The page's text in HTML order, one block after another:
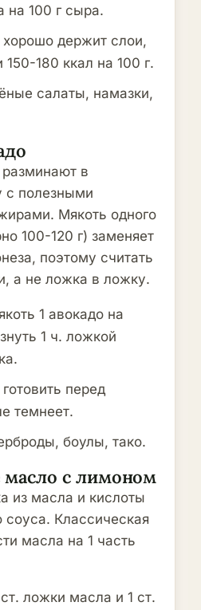
на 100 г сыра.
держит слои,
150-180 ккал на 100 г.
салаты, намазки,
в
с полезными
Мякоть одного
100-120 г) заменяет
поэтому считать
а не ложка в ложку.
1 авокадо на
1 ч. ложкой
перед
темнеет.
боулы, тако.
масло с лимоном
из масла и кислоты
соуса. Классическая
масла на 1 часть
ложки масла и 1 ст.